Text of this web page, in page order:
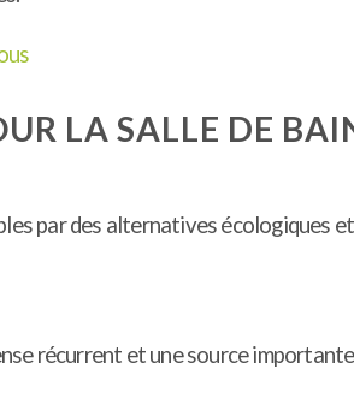
LA SALLE DE
par des alternatives écologiques
récurrent et une source